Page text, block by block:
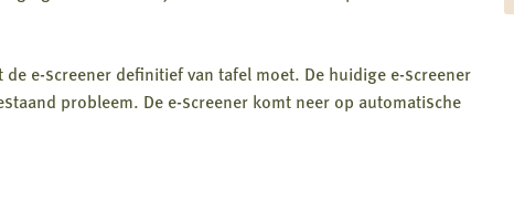
e-screener definitief van tafel moet. De huidige e-screener
probleem. De e-screener komt neer op automatische